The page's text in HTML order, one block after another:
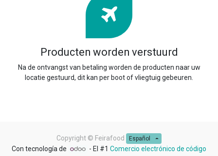
Producten worden verstuurd
Na de ontvangst van betaling worden de producten naar uw
locatie gestuurd, dit kan per boot of vliegtuig gebeuren.
Copyright © Feirafood Español
Con tecnología de - El #1Comercio electrónico de código